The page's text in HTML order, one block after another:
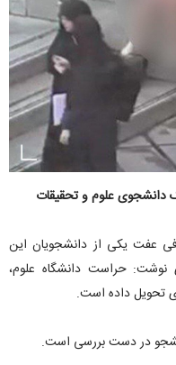
دانشجوی علوم و تحقیقات
عفت یکی از دانشجویان این
نوشت: حراست دانشگاه علوم،
تحویل داده است.
در دست بررسی است.